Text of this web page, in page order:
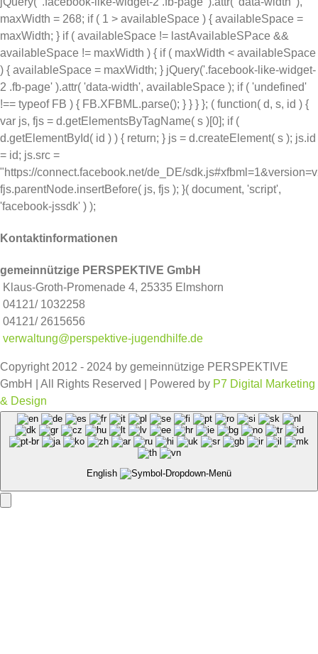
maxWidth = 268; if ( 1 > availableSpace ) { availableSpace =
maxWidth; } if ( availableSpace != lastAvailableSPace &&
availableSpace != maxWidth ) { if ( maxWidth < availableSpace
) { availableSpace = maxWidth; } jQuery('.facebook-like-widget-
2 .fb-page' ).attr( 'data-width', availableSpace ); if ( 'undefined'
!== typeof FB ) { FB.XFBML.parse(); } } } }; ( function( d, s, id ) {
var js, fjs = d.getElementsByTagName( s )[0]; if (
d.getElementById( id ) ) { return; } js = d.createElement( s ); js.id
= id; js.src =
"https://connect.facebook.net/de_DE/
fjs.parentNode.insertBefore( js, fjs ); }( document, 'script',
'facebook-jssdk' ) );
Kontaktinformationen
gemeinnützige PERSPEKTIVE GmbH
Klaus-Groth-Promenade 4, 25335 Elmshorn
04121/ 1032258
04121/ 2615656
verwaltung@perspektive-jugendhilfe.de
Copyright 2012 - 2024 by gemeinnützige PERSPEKTIVE
GmbH | All Rights Reserved | Powered by P7 Digital Marketing
& Design
Facebook
Instagram
English